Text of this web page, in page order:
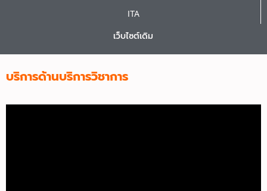
ITA
เว็บไซต์เดิม
บริการด้านบริการวิชาการ